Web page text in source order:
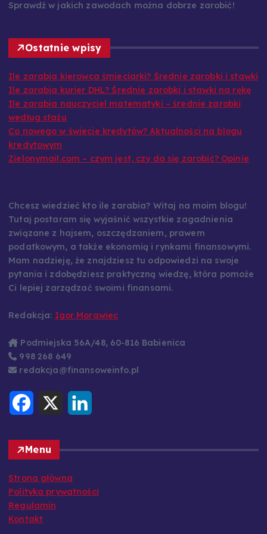
oszczędzania i efektywnego zarządzania budżetem.
Ostatnie wpisy
Ile zarabia kierowca śmieciarki? Średnie zarobki i stawki
Ile zarabia kurier DHL? Średnie zarobki i stawki na rękę
Ile zarabia nauczyciel matematyki – średnie zarobki
według stażu
Co nowego w świecie kredytów? Aktualności na blogu
kredytowym
Chcesz wiedzieć kto ile zarabia? Witaj na moim blogu!
Tutaj postaram się wyjaśnić wszystkie zagadnienia
związane z hajsem, oszczędzaniem, prawem
podatkowym, a także ekonomią i rynkami finansowymi.
Mam nadzieję, że znajdziesz tu odpowiedzi na swoje
pytania i zdobędziesz praktyczną wiedzę, która pomoże
Podmiejska 56A/48, 60-816 Babienica
998 268 649
a
b
o
k
Menu
Strona główna
Polityka prywatności
Regulamin